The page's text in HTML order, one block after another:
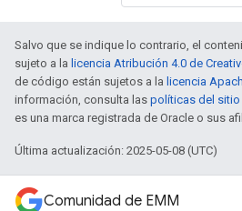
Salvo que se indique lo contrario, el
sujeto a la licencia Atribución 4.0 de
de código están sujetos a la licencia
información, consulta las políticas del sitio
es una marca registrada de Oracle o sus
Última actualización: 2025-05-08 (UTC)
Comunidad de EMM